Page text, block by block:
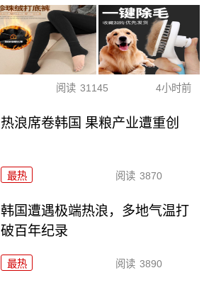
阅读 31145 4小时前
热浪席卷韩国 果粮产业遭重创
最热 阅读 3870
韩国遭遇极端热浪，多地气温打
破百年纪录
最热 阅读 3890